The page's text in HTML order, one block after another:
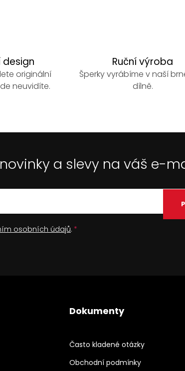
design
originální
neuvidíte.
Ruční výroba
Šperky vyrábíme v naší
dílně.
a slevy na váš e-
osobních údajů.
Dokumenty
Často kladené otázky
Obchodní podmínky